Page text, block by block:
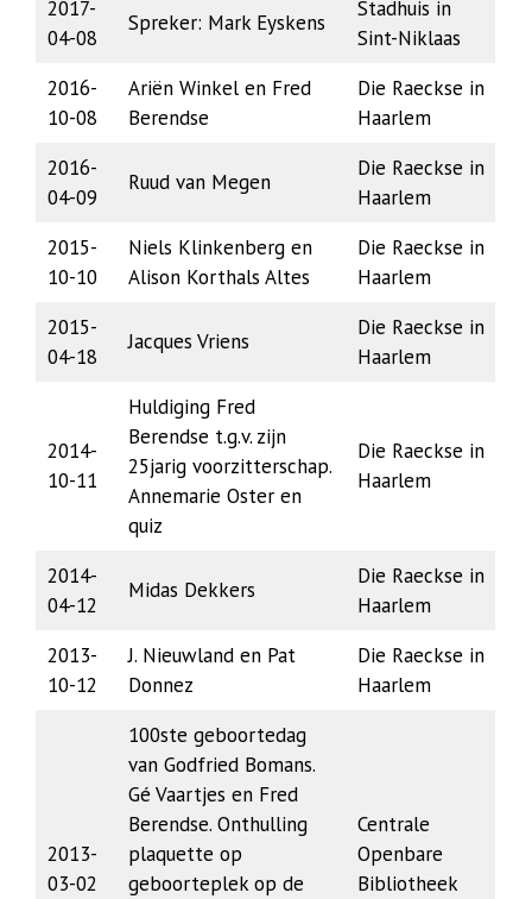
2017-
04-08
Spreker: Mark Eyskens
Stadhuis in
Sint-Niklaas
2016-
10-08
Ariën Winkel en Fred
Berendse
Die Raeckse in
Haarlem
2016-
04-09
Ruud van Megen
Die Raeckse in
Haarlem
2015-
10-10
Niels Klinkenberg en
Alison Korthals Altes
Die Raeckse in
Haarlem
2015-
04-18
Jacques Vriens
Die Raeckse in
Haarlem
2014-
10-11
Huldiging Fred
Berendse t.g.v. zijn
25jarig voorzitterschap.
Annemarie Oster en
quiz
Die Raeckse in
Haarlem
2014-
04-12
Midas Dekkers
Die Raeckse in
Haarlem
2013-
10-12
J. Nieuwland en Pat
Donnez
Die Raeckse in
Haarlem
2013-
03-02
100ste geboortedag
van Godfried Bomans.
Gé Vaartjes en Fred
Berendse. Onthulling
plaquette op
geboorteplek op de
Centrale
Openbare
Bibliotheek